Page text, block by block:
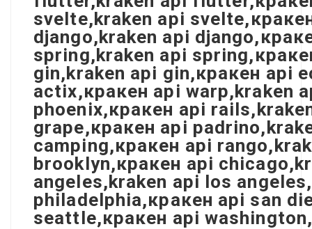
svelte,kraken api
django,kraken api
spring,kraken api
gin,kraken api gin,кракен api
actix,кракен api warp,kraken
phoenix,кракен api
grape,кракен api
camping,кракен api
brooklyn,кракен api
angeles,kraken api los
philadelphia,кракен api san
seattle,кракен api